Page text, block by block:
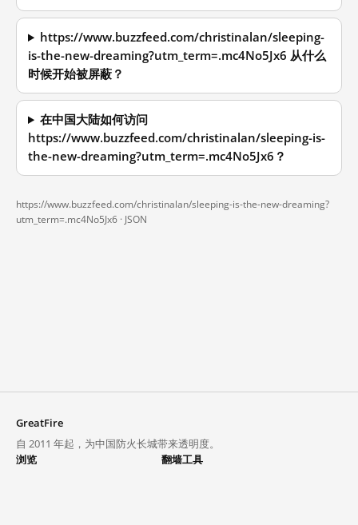
https://www.buzzfeed.com/christinalan/sleeping-
is-the-new-dreaming?utm_term=.mc4No5Jx6 从什么
时候开始被屏蔽？
在中国大陆如何访问
https://www.buzzfeed.com/christinalan/sleeping-is-
the-new-dreaming?utm_term=.mc4No5Jx6？
https://www.buzzfeed.com/christinalan/sleeping-is-the-new-dreaming?
utm_term=.mc4No5Jx6 · JSON
GreatFire
自 2011 年起，为中国防火长城带来透明度。
浏览
翻墙工具